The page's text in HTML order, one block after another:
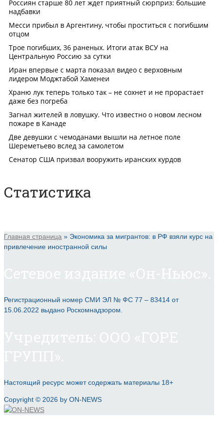
Статистика
Главная страница » Экономика за мигрантов: в РФ взяли курс на
привлечение иностранной силы
Регистрационный номер СМИ ЭЛ № ФС 77 – 83414 от
15.06.2022 выдано Роскомнадзором.
Настоящий ресурс может содержать материалы 18+
Copyright © 2026 by ON-NEWS